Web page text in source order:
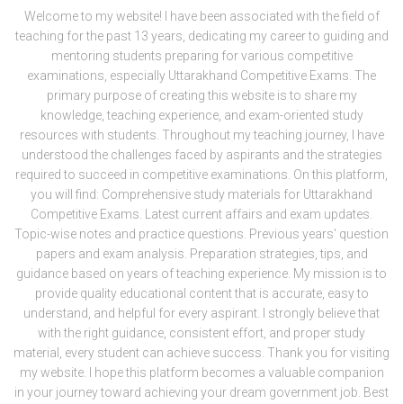
Welcome to my website! I have been associated with the field of
teaching for the past 13 years, dedicating my career to guiding and
mentoring students preparing for various competitive
examinations, especially Uttarakhand Competitive Exams. The
primary purpose of creating this website is to share my
knowledge, teaching experience, and exam-oriented study
resources with students. Throughout my teaching journey, I have
understood the challenges faced by aspirants and the strategies
required to succeed in competitive examinations. On this platform,
you will find: Comprehensive study materials for Uttarakhand
Competitive Exams. Latest current affairs and exam updates.
Topic-wise notes and practice questions. Previous years' question
papers and exam analysis. Preparation strategies, tips, and
guidance based on years of teaching experience. My mission is to
provide quality educational content that is accurate, easy to
understand, and helpful for every aspirant. I strongly believe that
with the right guidance, consistent effort, and proper study
material, every student can achieve success. Thank you for visiting
my website. I hope this platform becomes a valuable companion
in your journey toward achieving your dream government job. Best